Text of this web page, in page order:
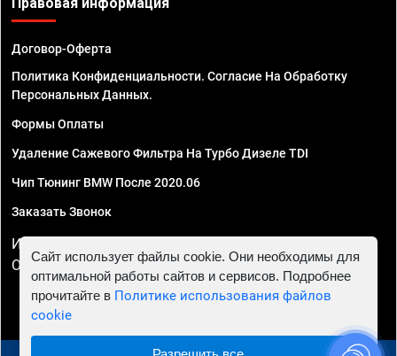
Договор-Оферта
Политика Конфиденциальности. Согласие На Обработку
Персональных Данных.
Формы Оплаты
Удаление Сажевого Фильтра На Турбо Дизеле TDI
Чип Тюнинг BMW После 2020.06
Заказать Звонок
ИП Смирнов Георгий Павлович. ИНН 781302555843,
ОГРНИП 324470400032610
Сайт использует файлы cookie. Они необходимы для
оптимальной работы сайтов и сервисов. Подробнее
прочитайте в Политике использования файлов
cookie